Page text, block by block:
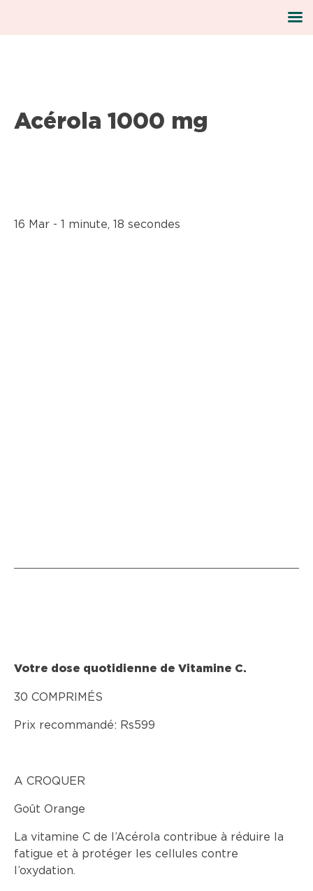
Skip
to
Acérola 1000 mg
16 Mar - 1 minute, 18 secondes
Votre dose quotidienne de Vitamine C.
30 COMPRIMÉS
Prix recommandé: Rs599
A CROQUER
Goût Orange
La vitamine C de l’Acérola contribue à réduire la
fatigue et à protéger les cellules contre
l’oxydation.